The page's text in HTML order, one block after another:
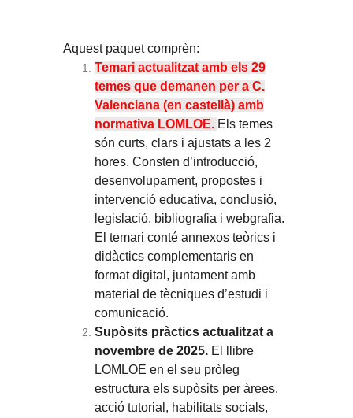
Aquest paquet comprèn:
Temari actualitzat amb els 29
temes que demanen per a C.
Valenciana (en castellà) amb
normativa LOMLOE. Els temes
són curts, clars i ajustats a les 2
hores. Consten d’introducció,
desenvolupament, propostes i
intervenció educativa, conclusió,
legislació, bibliografia i webgrafia.
El temari conté annexos teòrics i
didàctics complementaris en
format digital, juntament amb
material de tècniques d’estudi i
comunicació.
Supòsits pràctics actualitzat a
novembre de 2025. El llibre
LOMLOE en el seu pròleg
estructura els supòsits per àrees,
acció tutorial, habilitats socials,